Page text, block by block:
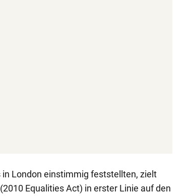
London einstimmig feststellten, zielt
Equalities Act) in erster Linie auf den